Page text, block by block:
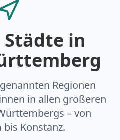
in
Regionen
in allen größeren
– von
bis Konstanz.